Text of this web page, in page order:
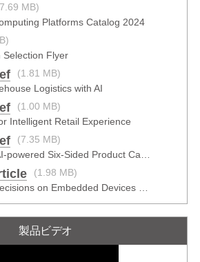
MB)
Platforms Catalog 2024
Selection Flyer
(1.81 MB)
Logistics with AI
(1.00 MB)
Intelligent Retail Experience
(7.35 MB)
(1.98 MB)
製品ビデオ